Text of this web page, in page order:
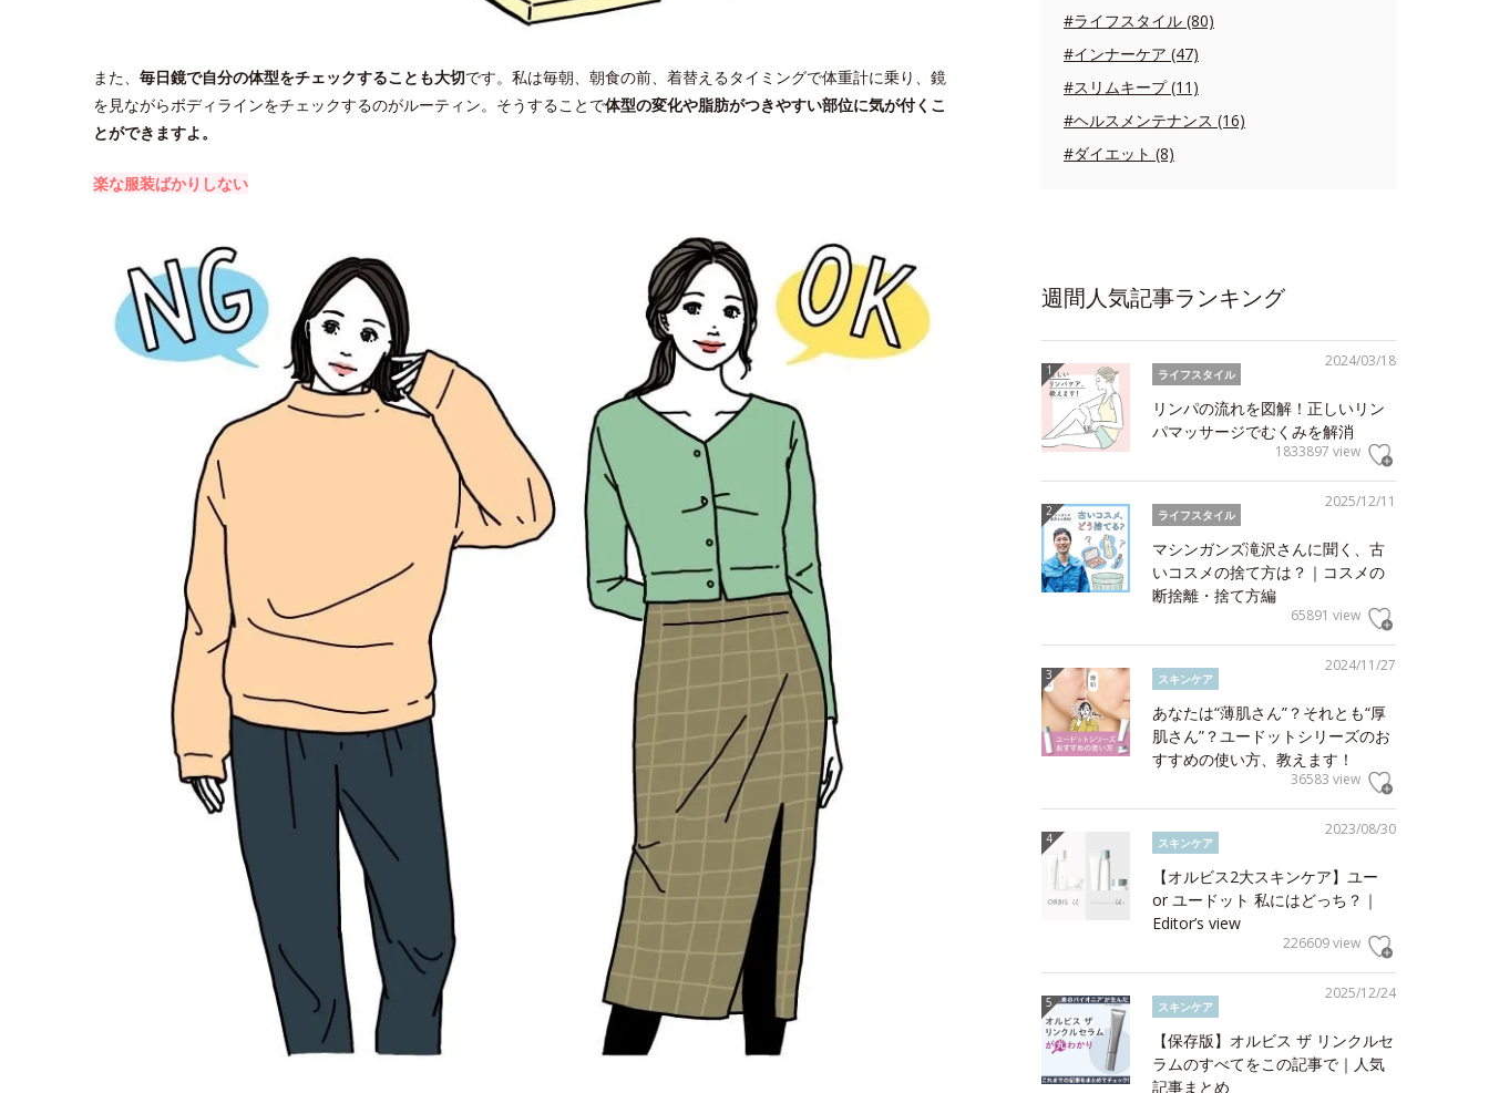
また、 毎日鏡で自分の体型をチェックすることも大切です。私は毎朝、朝食の前、着替えるタイミングで体重計に乗り、鏡
を見ながらボディラインをチェックするのがルーティン。そうすることで体型の変化や脂肪がつきやすい部位に気が付くこ
とができますよ。
楽な服装ばかりしない
#ライフスタイル (80)
#インナーケア (47)
#スリムキープ (11)
#ヘルスメンテナンス (16)
#ダイエット (8)
週間人気記事ランキング
2024/03/18
ライフスタイル
リンパの流れを図解！正しいリン
パマッサージでむくみを解消
1833897 view
2025/12/11
ライフスタイル
マシンガンズ滝沢さんに聞く、古
いコスメの捨て方は？｜コスメの
断捨離・捨て方編
65891 view
2024/11/27
スキンケア
あなたは“薄肌さん”？それとも“厚
肌さん”？ユードットシリーズのお
すすめの使い方、教えます！
36583 view
2023/08/30
スキンケア
【オルビス2大スキンケア】ユー
or ユードット 私にはどっち？｜
Editor’s view
226609 view
2025/12/24
スキンケア
【保存版】オルビス ザ リンクルセ
ラムのすべてをこの記事で｜人気
記事まとめ